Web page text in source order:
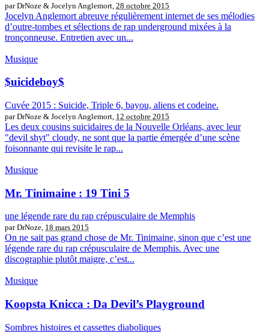
par DrNoze & Jocelyn Anglemort, 28 octobre 2015
Jocelyn Anglemort abreuve régulièrement internet de ses mélodies
d’outre-tombes et sélections de rap underground mixées à la
tronçonneuse. Entretien avec un...
Musique
$uicideboy$
Cuvée 2015 : Suicide, Triple 6, bayou, aliens et codeine.
par DrNoze & Jocelyn Anglemort, 12 octobre 2015
Les deux cousins suicidaires de la Nouvelle Orléans, avec leur
"devil shyt" cloudy, ne sont que la partie émergée d’une scène
foisonnante qui revisite le rap...
Musique
Mr. Tinimaine : 19 Tini 5
une légende rare du rap crépusculaire de Memphis
par DrNoze, 18 mars 2015
On ne sait pas grand chose de Mr. Tinimaine, sinon que c’est une
légende rare du rap crépusculaire de Memphis. Avec une
discographie plutôt maigre, c’est...
Musique
Koopsta Knicca : Da Devil’s Playground
Sombres histoires et cassettes diaboliques